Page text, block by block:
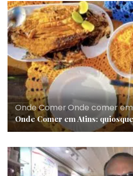
Onde Comer,Onde comer
Onde Comer em Atins: